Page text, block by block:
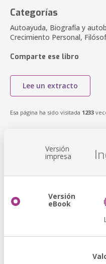
Categorías
Autoayuda, Biografía y
Crecimiento Personal,
Comparte ese libro
Lee un extracto
Esa página ha sido visitada 1233
Versión
impresa
Versión
eBook